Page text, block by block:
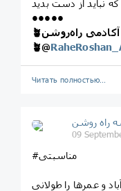
•••••
🪴آکادمی راه‌روشن
🪴@
Читать полностью…
راه روشن
09
#مناسبتی
و عمرها را طولانی